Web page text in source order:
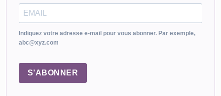
Indiquez votre adresse e-mail pour vous abonner. Par exemple,
abc@xyz.com
S’ABONNER